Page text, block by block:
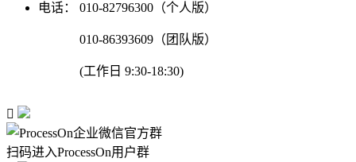
电话：
010-82796300（个人版）
010-86393609（团队版）
(工作日 9:30-18:30)

扫码进入ProcessOn用户群